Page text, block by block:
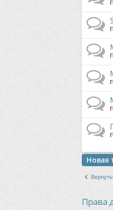
Новая
Права